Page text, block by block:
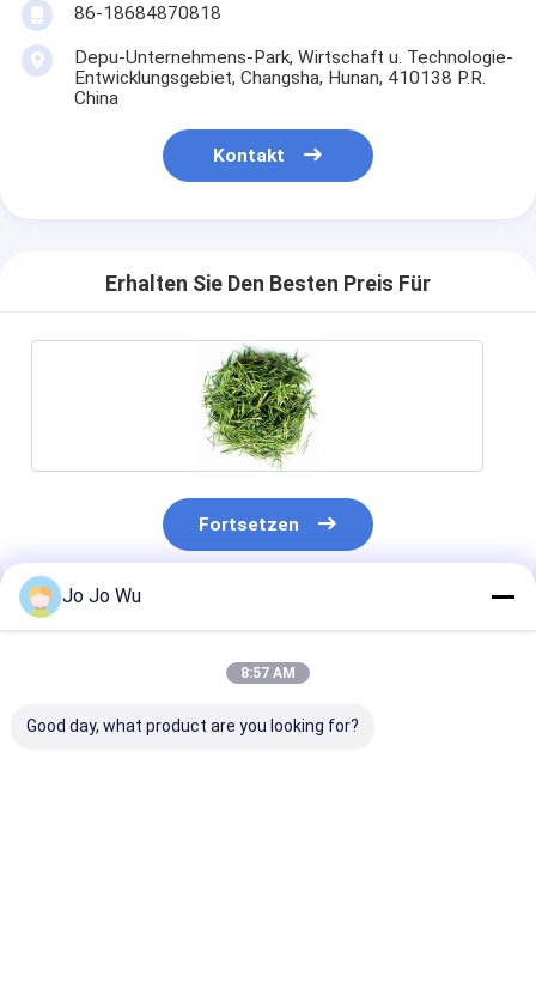
86-18684870818
Depu-Unternehmens-Park, Wirtschaft u. Technologie-
Entwicklungsgebiet, Changsha, Hunan, 410138 P.R.
China
Kontakt
Erhalten Sie Den Besten Preis Für
Fortsetzen
Empfohlene Produkte
Jo Jo Wu
8:57 AM
Good day, what product are you looking for?